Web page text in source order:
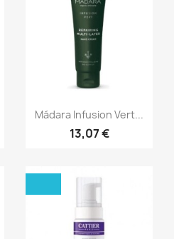
Aperçu rapide
Mádara Infusion Vert...
13,07 €